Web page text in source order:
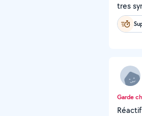
tres
Garde